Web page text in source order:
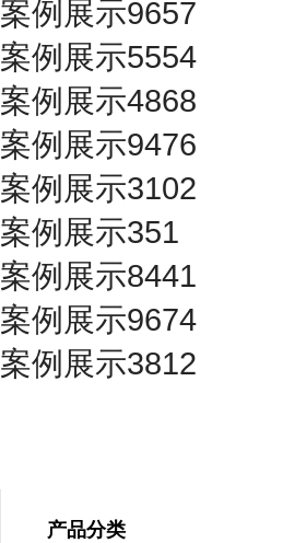
案例展示9657
案例展示5554
案例展示4868
案例展示9476
案例展示3102
案例展示351
案例展示8441
案例展示9674
案例展示3812
产品分类